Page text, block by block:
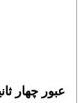
عبور چهار